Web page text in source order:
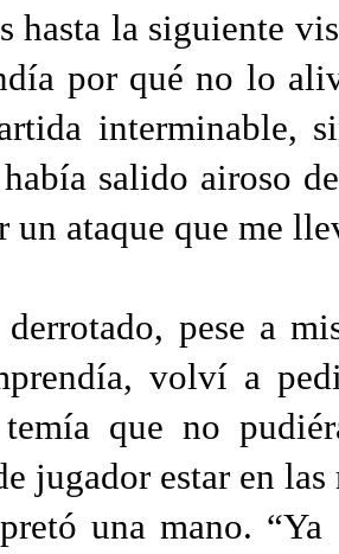
hasta la siguiente
por qué no lo
interminable,
salido airoso
un ataque que me
pese a
volví a
que no
jugador estar en
una mano.